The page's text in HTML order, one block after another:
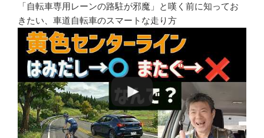
「自転車専用レーンの路駐が邪魔」と嘆く前に知ってお
きたい、車道自転車のスマートな走り方